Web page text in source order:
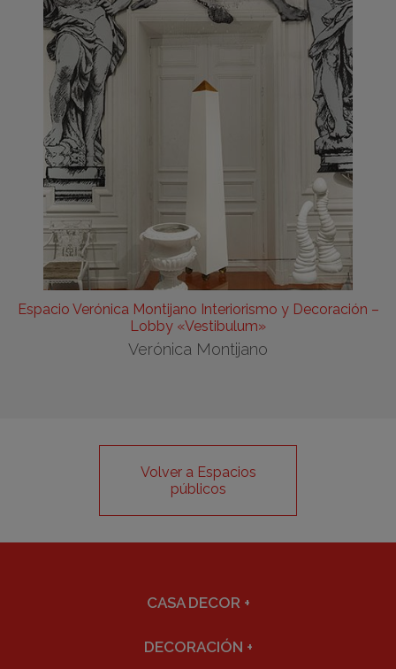
Espacio Verónica Montijano Interiorismo y Decoración –
Lobby «Vestibulum»
Verónica Montijano
Volver a Espacios
públicos
CASA DECOR +
DECORACIÓN +